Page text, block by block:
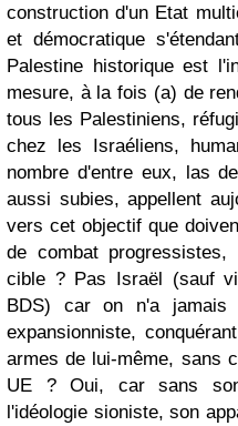
construction d'un Etat
et démocratique
Palestine historique est
mesure, à la fois (a) de
tous les Palestiniens,
chez les Israéliens,
nombre d'entre eux, las
aussi subies, appellent
vers cet objectif que
de combat progressistes,
cible ? Pas Israël (sauf
BDS) car on n'a jamais
expansionniste,
armes de lui-même, sans
UE ? Oui, car sans
l'idéologie sioniste, son